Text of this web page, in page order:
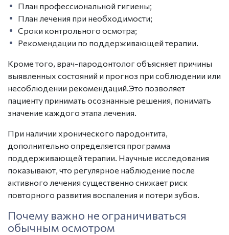
План профессиональной гигиены;
План лечения при необходимости;
Сроки контрольного осмотра;
Рекомендации по поддерживающей терапии.
Кроме того, врач-пародонтолог объясняет причины
выявленных состояний и прогноз при соблюдении или
несоблюдении рекомендаций.Это позволяет
пациенту принимать осознанные решения, понимать
значение каждого этапа лечения.
При наличии хронического пародонтита,
дополнительно определяется программа
поддерживающей терапии. Научные исследования
показывают, что регулярное наблюдение после
активного лечения существенно снижает риск
повторного развития воспаления и потери зубов.
Почему важно не ограничиваться
обычным осмотром